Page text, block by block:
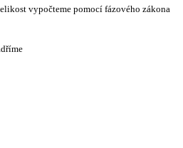
vypočteme pomocí fázového zákona